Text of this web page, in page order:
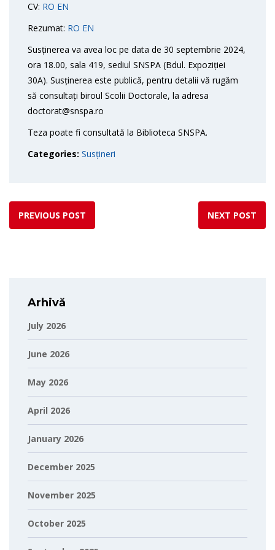
CV: RO EN
Rezumat: RO EN
Susținerea va avea loc pe data de 30 septembrie 2024,
ora 18.00, sala 419, sediul SNSPA (Bdul. Expoziției
30A). Susținerea este publică, pentru detalii vă rugăm
să consultați biroul Scolii Doctorale, la adresa
doctorat@snspa.ro
Teza poate fi consultată la Biblioteca SNSPA.
Categories: Susțineri
PREVIOUS POST NEXT POST
Arhivă
July 2026
June 2026
May 2026
April 2026
January 2026
December 2025
November 2025
October 2025